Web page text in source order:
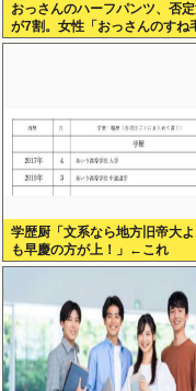
おっさんのハーフパンツ、否
が7割。女性「おっさんのすね
なんて見たくないじゃないで
学歴厨「文系なら地方旧帝大よ
も早慶の方が上！」←これ